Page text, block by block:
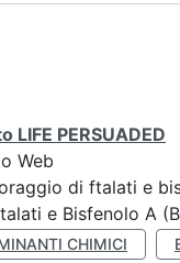
LIFE PERSUADED
Web
di ftalati e
e Bisfenolo A
CHIMICI